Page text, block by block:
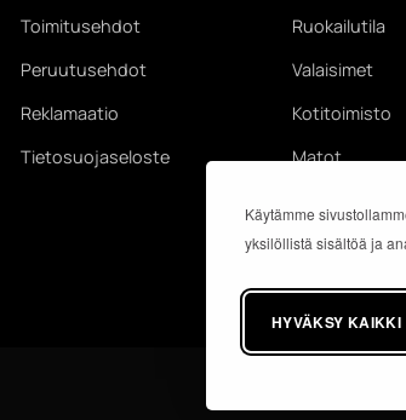
Käytämme
yksilöllistä sisältöä ja
HYVÄKSY KAIKKI
Toimitusehdot
Peruutusehdot
Reklamaatio
Tietosuojaseloste
Ruokailutila
Valaisimet
Kotitoimisto
Matot